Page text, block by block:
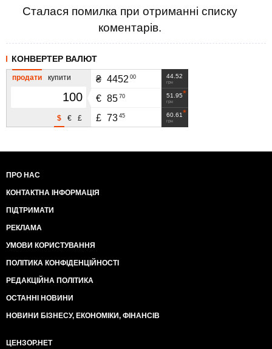
Сталася помилка при отриманні списку
коментарів.
КОНВЕРТЕР ВАЛЮТ
продати купити
£
€
$
44.52
грн
₴ 4452 00
51.95
грн
€ 85 70
60.61
грн
£ 73 45
ПРО НАС
КОНТАКТНА ІНФОРМАЦІЯ
ПІДТРИМАТИ
РЕКЛАМА
УМОВИ КОРИСТУВАННЯ
ПОЛІТИКА КОНФІДЕНЦІЙНОСТІ
РЕДАКЦІЙНА ПОЛІТИКА
ОСТАННІ НОВИНИ
НОВИНИ БІЗНЕСУ, ЕКОНОМІКИ, ФІНАНСІВ
ЦЕНЗОР.НЕТ